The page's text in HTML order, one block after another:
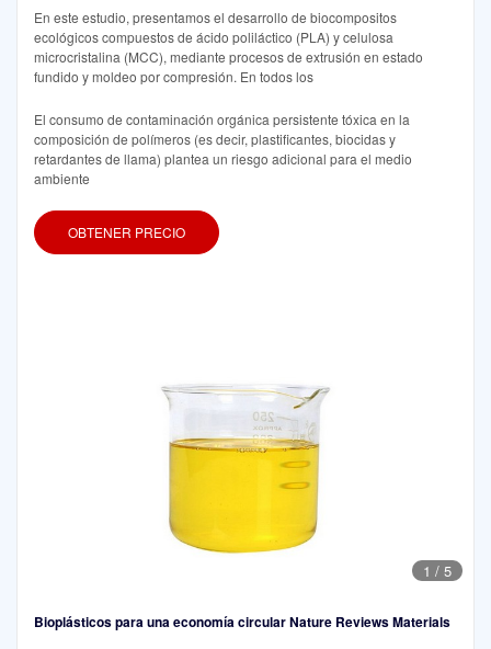
En este estudio, presentamos el desarrollo de biocompositos
ecológicos compuestos de ácido poliláctico (PLA) y celulosa
microcristalina (MCC), mediante procesos de extrusión en estado
fundido y moldeo por compresión. En todos los
El consumo de contaminación orgánica persistente tóxica en la
composición de polímeros (es decir, plastificantes, biocidas y
retardantes de llama) plantea un riesgo adicional para el medio
ambiente
OBTENER PRECIO
1 / 5
Bioplásticos para una economía circular Nature Reviews Materials